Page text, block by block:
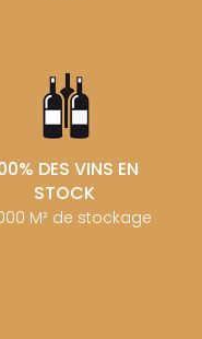
DES VINS EN
STOCK
M² de stockage